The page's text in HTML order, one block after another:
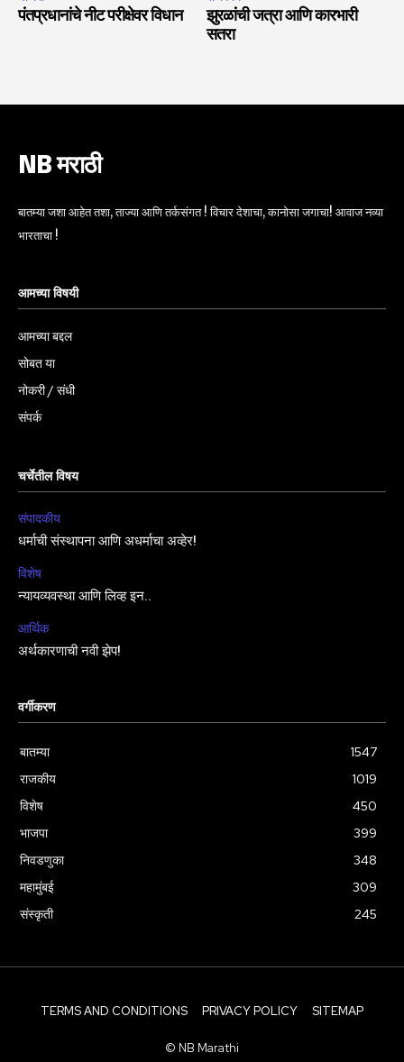
पंतप्रधानांचे नीट परीक्षेवर विधान
झुरळांची जत्रा आणि कारभारी
सतरा
NB मराठी
बातम्या जशा आहेत तशा, ताज्या आणि तर्कसंगत ! विचार देशाचा, कानोसा जगाचा! आवाज नव्या
भारताचा !
आमच्या विषयी
आमच्या बद्दल
सोबत या
नोकरी / संधी
संपर्क
चर्चेतील विषय
संपादकीय
धर्माची संस्थापना आणि अधर्माचा अव्हेर!
विशेष
न्यायव्यवस्था आणि लिव्ह इन..
आर्थिक
अर्थकारणाची नवी झेप!
वर्गीकरण
बातम्या
1547
राजकीय
1019
विशेष
450
भाजपा
399
निवडणुका
348
महामुंबई
309
संस्कृती
245
TERMS AND CONDITIONS PRIVACY POLICY SITEMAP
© NB Marathi